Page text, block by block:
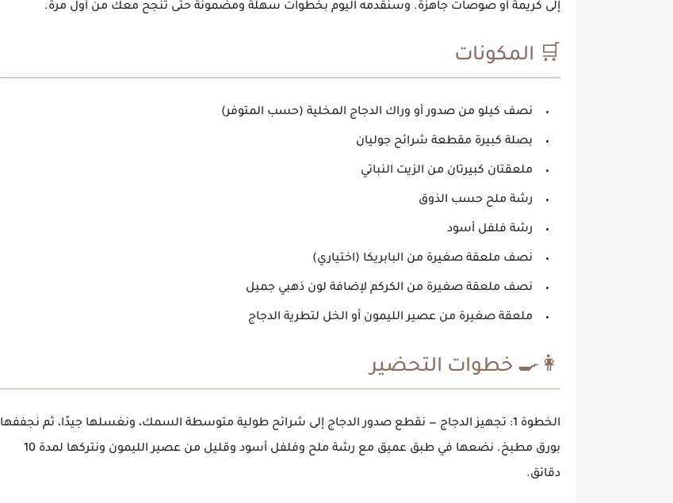
إلى كريمة أو صوصات جاهزة. وسنقدمه اليوم بخطوات سهلة ومضمونة حتى تنجح معك من أول مرة.
🛒 المكونات
نصف كيلو من صدور أو وراك الدجاج المخلية (حسب المتوفر)
بصلة كبيرة مقطعة شرائح جوليان
ملعقتان كبيرتان من الزيت النباتي
رشة ملح حسب الذوق
رشة فلفل أسود
نصف ملعقة صغيرة من البابريكا (اختياري)
نصف ملعقة صغيرة من الكركم لإضافة لون ذهبي جميل
ملعقة صغيرة من عصير الليمون أو الخل لتطرية الدجاج
👩‍🍳 خطوات التحضير
الخطوة 1: تجهيز الدجاج — نقطع صدور الدجاج إلى شرائح طولية متوسطة السمك، ونغسلها جيدًا، ثم نجففها
بورق مطبخ. نضعها في طبق عميق مع رشة ملح وفلفل أسود وقليل من عصير الليمون ونتركها لمدة 10
دقائق.